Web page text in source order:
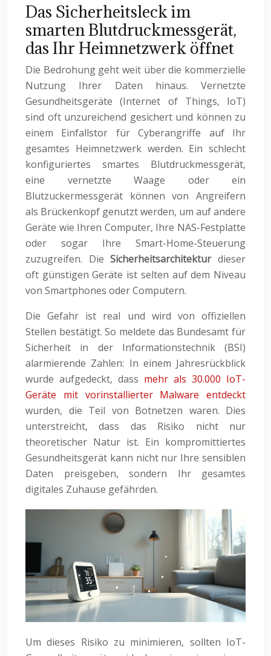
Das Sicherheitsleck im
smarten Blutdruckmessgerät,
das Ihr Heimnetzwerk öffnet
Die Bedrohung geht weit über die kommerzielle
Nutzung Ihrer Daten hinaus. Vernetzte
Gesundheitsgeräte (Internet of Things, IoT)
sind oft unzureichend gesichert und können zu
einem Einfallstor für Cyberangriffe auf Ihr
gesamtes Heimnetzwerk werden. Ein schlecht
konfiguriertes smartes Blutdruckmessgerät,
eine vernetzte Waage oder ein
Blutzuckermessgerät können von Angreifern
als Brückenkopf genutzt werden, um auf andere
Geräte wie Ihren Computer, Ihre NAS-Festplatte
oder sogar Ihre Smart-Home-Steuerung
zuzugreifen. DieSicherheitsarchitekturdieser
oft günstigen Geräte ist selten auf dem Niveau
von Smartphones oder Computern.
Die Gefahr ist real und wird von offiziellen
Stellen bestätigt. So meldete das Bundesamt für
Sicherheit in der Informationstechnik (BSI)
alarmierende Zahlen: In einem Jahresrückblick
wurde aufgedeckt, dass mehr als 30.000 IoT-
Geräte mit vorinstallierter Malware entdeckt
wurden, die Teil von Botnetzen waren. Dies
unterstreicht, dass das Risiko nicht nur
theoretischer Natur ist. Ein kompromittiertes
Gesundheitsgerät kann nicht nur Ihre sensiblen
Daten preisgeben, sondern Ihr gesamtes
digitales Zuhause gefährden.
Um dieses Risiko zu minimieren, sollten IoT-